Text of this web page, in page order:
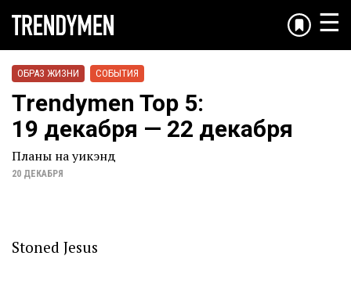
☰
ОБРАЗ ЖИЗНИ СОБЫТИЯ
Trendymen Top 5:
19 декабря — 22 декабря
Планы на уикэнд
20 ДЕКАБРЯ
Stoned Jesus